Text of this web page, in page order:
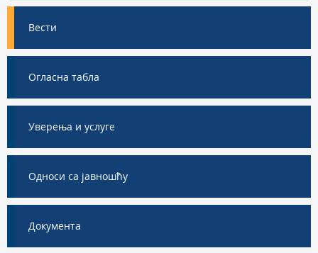
Вести
Огласна табла
Уверења и услуге
Односи са јавношћу
Документа